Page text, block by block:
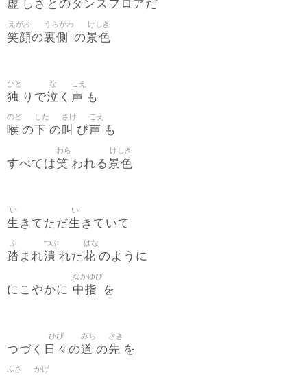
虚 しさとのダンスフロアだ
笑顔
えがお
の裏側
うらがわ
の景色
けしき
独
ひと
りで泣
な
く 声
こえ
も
喉
のど
の下
した
の叫
さけ
び声
こえ
も
すべては笑
わら
われる景色
けしき
生
い
きてただ生
い
きていて
踏
ふ
まれ潰
つぶ
れた花
はな
のように
にこやかに 中指
なかゆび
を
つづく 日々
ひび
の道
みち
の先
さき
を
ふさ かげ